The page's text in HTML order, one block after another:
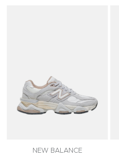
NEW BALANCE